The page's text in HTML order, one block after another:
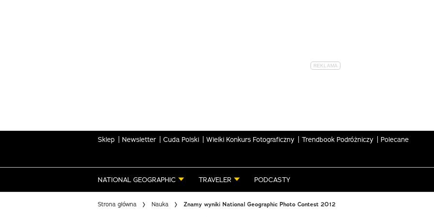
Sklep Newsletter Cuda Polski Wielki Konkurs Fotograficzny Trendbook Podróżniczy Polecane
NATIONAL GEOGRAPHIC TRAVELER PODCASTY
Strona główna Nauka Znamy wyniki National Geographic Photo Contest 2012